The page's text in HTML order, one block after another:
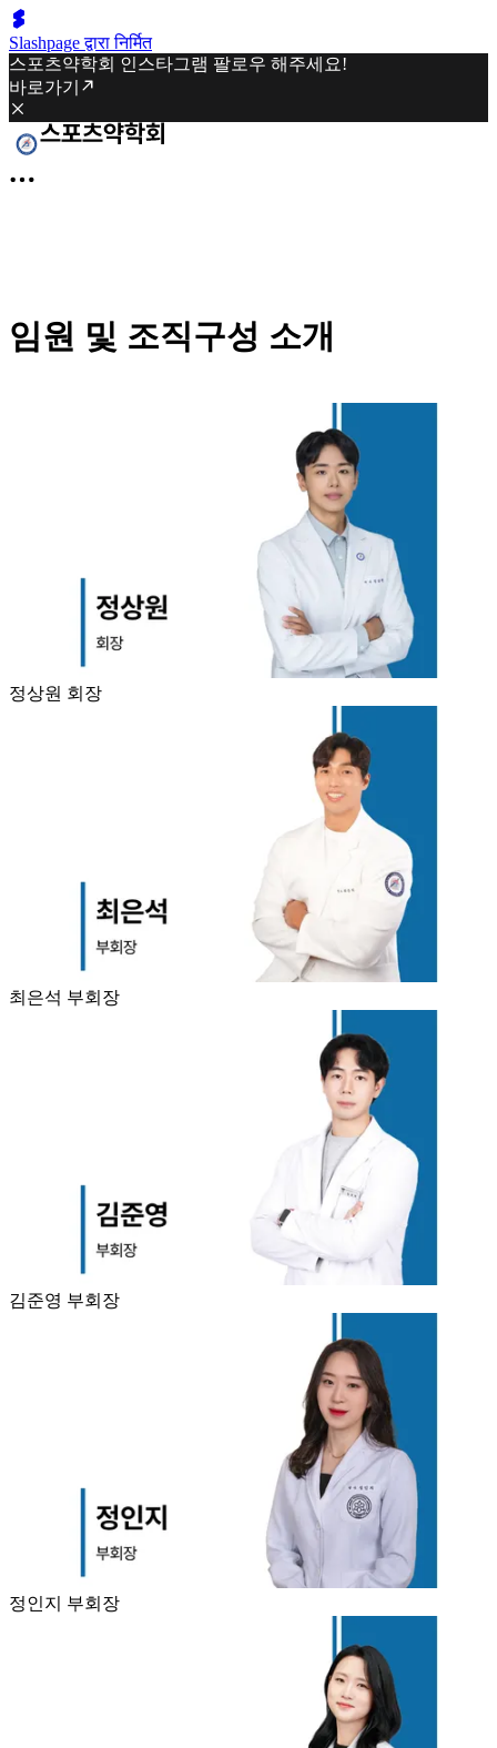
Slashpage द्वारा निर्मित
스포츠약학회 인스타그램 팔로우 해주세요!
바로가기
임원 및 조직구성 소개
정상원 회장
최은석 부회장
김준영 부회장
정인지 부회장